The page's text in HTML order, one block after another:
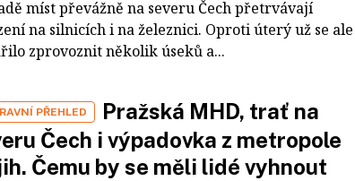
míst převážně na severu Čech přetrvávají
na silnicích i na železnici. Oproti úterý už se ale
zprovoznit několik úseků a...
PŘEHLED
Pražská MHD, trať na
Čech i výpadovka z metropole
Čemu by se měli lidé vyhnout